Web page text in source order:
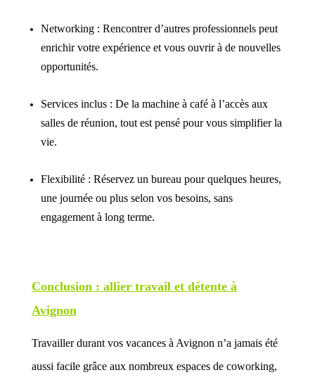
Networking : Rencontrer d’autres professionnels peut
enrichir votre expérience et vous ouvrir à de nouvelles
opportunités.
Services inclus : De la machine à café à l’accès aux
salles de réunion, tout est pensé pour vous simplifier la
vie.
Flexibilité : Réservez un bureau pour quelques heures,
une journée ou plus selon vos besoins, sans
engagement à long terme.
Conclusion : allier travail et détente à
Avignon
Travailler durant vos vacances à Avignon n’a jamais été
aussi facile grâce aux nombreux espaces de coworking,